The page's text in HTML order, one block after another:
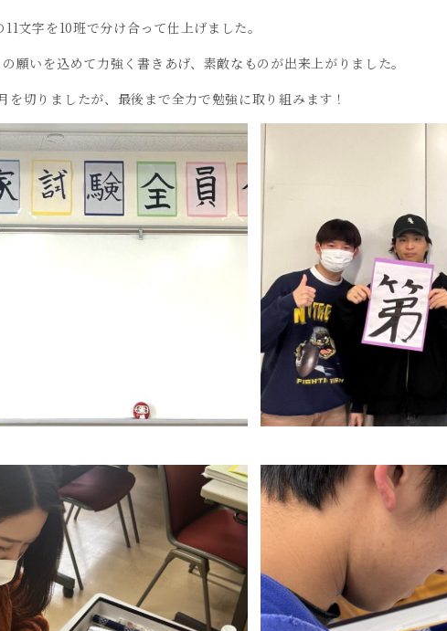
文字を10班で分け合って仕上げました。
願いを込めて力強く書きあげ、素敵なものが出来上がりました。
を切りましたが、最後まで全力で勉強に取り組みます！